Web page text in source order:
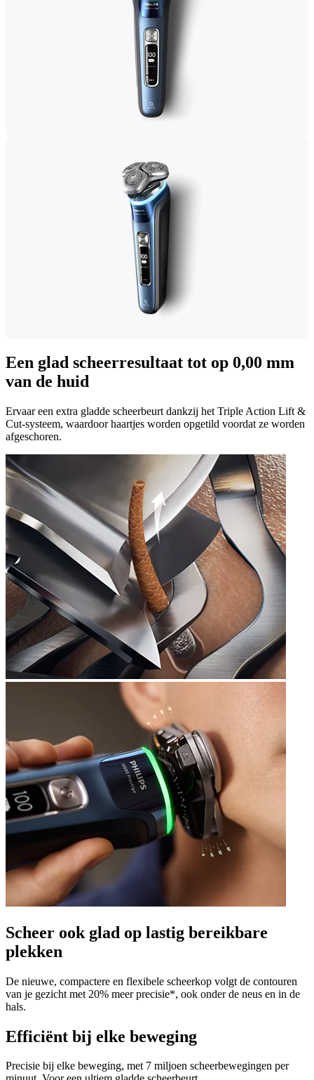
Een glad scheerresultaat tot op 0,00 mm
van de huid
Ervaar een extra gladde scheerbeurt dankzij het Triple Action Lift &
Cut-systeem, waardoor haartjes worden opgetild voordat ze worden
afgeschoren.
Scheer ook glad op lastig bereikbare
plekken
De nieuwe, compactere en flexibele scheerkop volgt de contouren
van je gezicht met 20% meer precisie*, ook onder de neus en in de
hals.
Efficiënt bij elke beweging
Precisie bij elke beweging, met 7 miljoen scheerbewegingen per